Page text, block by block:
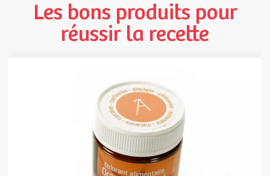
Les bons produits pour
réussir la recette